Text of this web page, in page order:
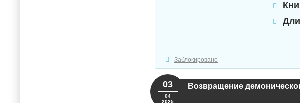
Заблокировано
Возвращение
03
04
2025